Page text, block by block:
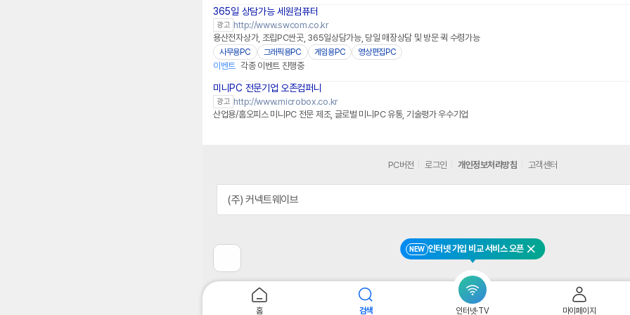
365일 상담가능 세원컴퓨터
광고 http://www.swcom.co.kr
용산전자상가, 조립PC싼곳, 365일상담가능, 당일 매장상담 및 방문 퀵 수령가능
사무용PC 그래픽용PC 게임용PC 영상편집PC
이벤트 각종 이벤트 진행중
미니PC 전문기업 오존컴퍼니
광고 http://www.microbox.co.kr
산업용/홈오피스 미니PC 전문 제조, 글로벌 미니PC 유통, 기술평가 우수기업
전
페
NEW 인터넷 가입 비교 서비스 오픈 닫기
홈 검색 인터넷·TV 마이페이지
PC버전 로그인 개인정보처리방침 고객센터
(주) 커넥트웨이브